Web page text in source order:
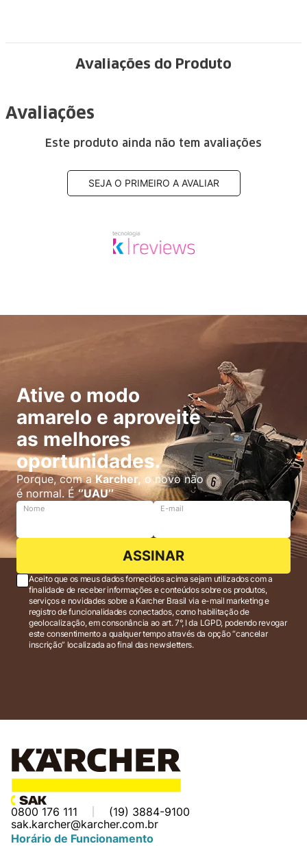
Avaliações do Produto
Avaliações
Este produto ainda não tem avaliações
SEJA O PRIMEIRO A AVALIAR
Ative o modo
amarelo e aproveite
as melhores
oportunidades.
Porque, com aKarcher, o novo não
é normal. É‘’UAU’’
Nome E-mail
ASSINAR
Aceito que os meus dados fornecidos acima sejam utilizados com a
finalidade de receber informações e conteúdos sobre os produtos,
serviços e novidades sobre a Karcher Brasil via e-mail marketing e
registro de funcionalidades conectados, como habilitação de
geolocalização, em consonância ao art. 7°, I da LGPD, podendo revogar
este consentimento a qualquer tempo através da opção “cancelar
inscrição” localizada ao final das newsletters.
0800 176 111
(19) 3884-9100
sak.karcher@karcher.com.br
Horário de Funcionamento